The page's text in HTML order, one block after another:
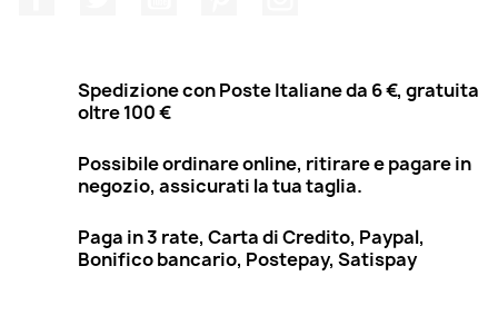
Spedizione con Poste Italiane da 6 €, gratuita
oltre 100 €
Possibile ordinare online, ritirare e pagare in
negozio, assicurati la tua taglia.
Paga in 3 rate, Carta di Credito, Paypal,
Bonifico bancario, Postepay, Satispay